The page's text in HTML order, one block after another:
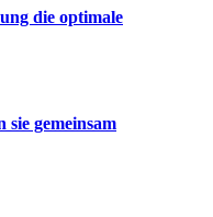
die optimale
sie gemeinsam